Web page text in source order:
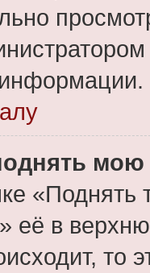
мою
«Поднять
её в
то